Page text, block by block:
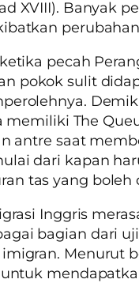
XVIII). Banyak
pecah
pokok sulit
memiliki The
antre saat
dari kapan
tas yang boleh
Inggris
bagian dari
Menurut